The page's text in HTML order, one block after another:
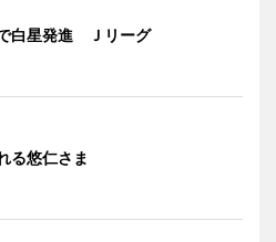
白星発進 Ｊリーグ
る悠仁さま